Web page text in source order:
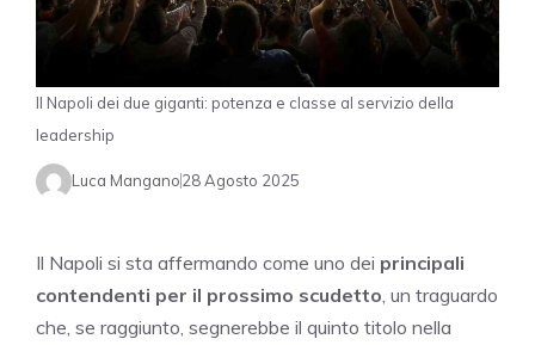
Il Napoli dei due giganti: potenza e classe al servizio della
leadership
Luca Mangano28 Agosto 2025
Il Napoli si sta affermando come uno dei principali
contendenti per il prossimo scudetto , un traguardo
che, se raggiunto, segnerebbe il quinto titolo nella